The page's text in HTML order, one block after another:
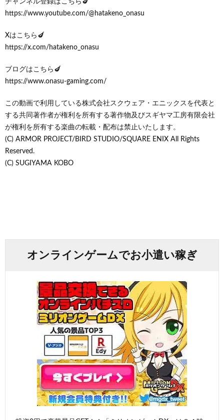
https://www.youtube.com/@hatakeno_onasu
Xはこちら🍆
https://x.com/hatakeno_onasu
ブログはこちら🍆
https://www.onasu-gaming.com/
この動画で利用している株式会社スクウェア・エニックスを代表と
する共同著作者が権利を所有する著作物及びスギヤマ工房有限会社
が権利を所有する楽曲の転載・配布は禁止いたします。
(C) ARMOR PROJECT/BIRD STUDIO/SQUARE ENIX All Rights
Reserved.
(C) SUGIYAMA KOBO
オンラインゲームでお小遣い稼ぎ